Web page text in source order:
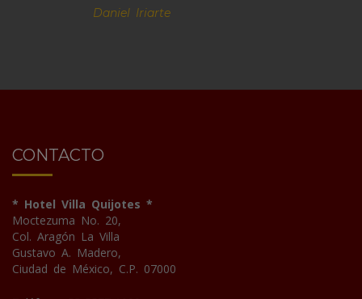
Daniel Iriarte
CONTACTO
* Hotel Villa Quijotes *
Moctezuma No. 20,
Col. Aragón La Villa
Gustavo A. Madero,
Ciudad de México, C.P. 07000